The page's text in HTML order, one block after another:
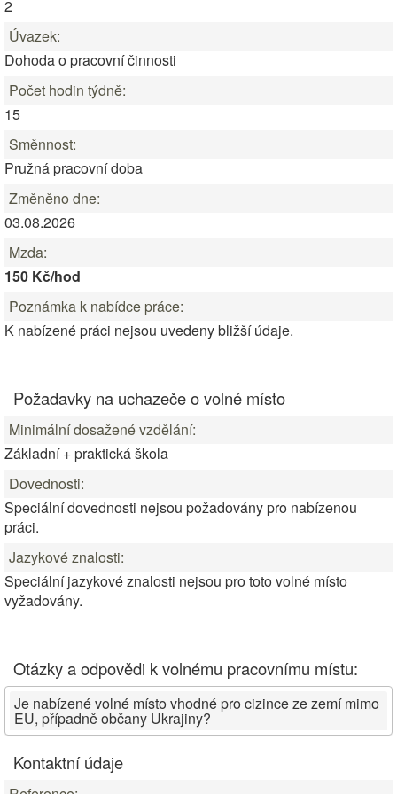
2
Úvazek:
Dohoda o pracovní činnosti
Počet hodin týdně:
15
Směnnost:
Pružná pracovní doba
Změněno dne:
03.08.2026
Mzda:
150 Kč/hod
Poznámka k nabídce práce:
K nabízené práci nejsou uvedeny bližší údaje.
Požadavky na uchazeče o volné místo
Minimální dosažené vzdělání:
Základní + praktická škola
Dovednosti:
Speciální dovednosti nejsou požadovány pro nabízenou
práci.
Jazykové znalosti:
Speciální jazykové znalosti nejsou pro toto volné místo
vyžadovány.
Otázky a odpovědi k volnému pracovnímu místu:
Je nabízené volné místo vhodné pro cizince ze zemí mimo
EU, případně občany Ukrajiny?
Kontaktní údaje